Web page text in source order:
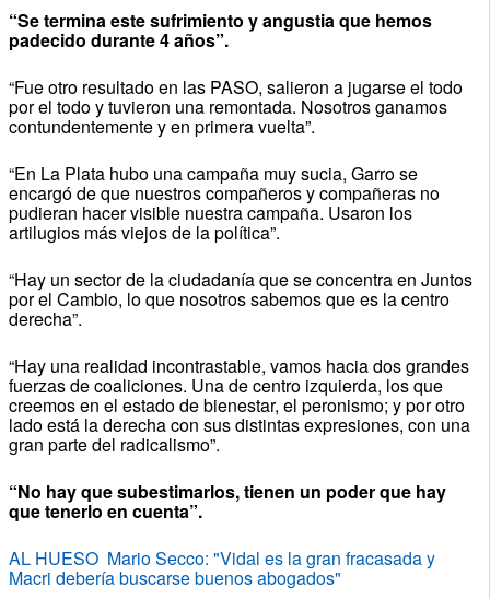
“Se termina este sufrimiento y angustia que hemos
padecido durante 4 años”.
“Fue otro resultado en las PASO, salieron a jugarse el todo
por el todo y tuvieron una remontada. Nosotros ganamos
contundentemente y en primera vuelta”.
“En La Plata hubo una campaña muy sucia, Garro se
encargó de que nuestros compañeros y compañeras no
pudieran hacer visible nuestra campaña. Usaron los
artilugios más viejos de la política”.
“Hay un sector de la ciudadanía que se concentra en Juntos
por el Cambio, lo que nosotros sabemos que es la centro
derecha”.
“Hay una realidad incontrastable, vamos hacia dos grandes
fuerzas de coaliciones. Una de centro izquierda, los que
creemos en el estado de bienestar, el peronismo; y por otro
lado está la derecha con sus distintas expresiones, con una
gran parte del radicalismo”.
“No hay que subestimarlos, tienen un poder que hay
que tenerlo en cuenta”.
AL HUESO Mario Secco: "Vidal es la gran fracasada y
Macri debería buscarse buenos abogados"